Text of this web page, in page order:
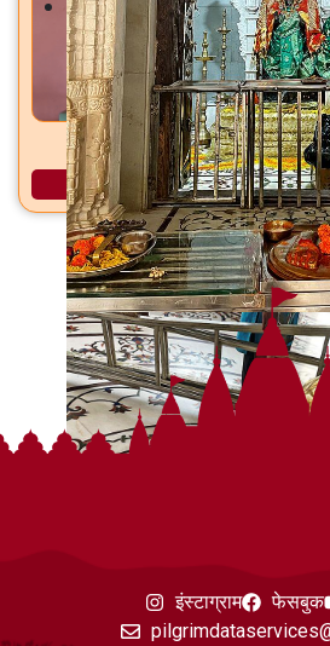
स्वातंत्र्यलक्ष्मी अष्टभुजा माता
अधिक माहिती
इंस्टाग्राम फेसबुक